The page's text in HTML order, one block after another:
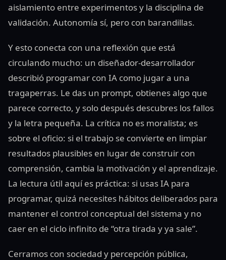
aislamiento entre experimentos y la disciplina de
validación. Autonomía sí, pero con barandillas.
Y esto conecta con una reflexión que está
circulando mucho: un diseñador‑desarrollador
describió programar con IA como jugar a una
tragaperras. Le das un prompt, obtienes algo que
parece correcto, y solo después descubres los fallos
y la letra pequeña. La crítica no es moralista; es
sobre el oficio: si el trabajo se convierte en limpiar
resultados plausibles en lugar de construir con
comprensión, cambia la motivación y el aprendizaje.
La lectura útil aquí es práctica: si usas IA para
programar, quizá necesites hábitos deliberados para
mantener el control conceptual del sistema y no
caer en el ciclo infinito de “otra tirada y ya sale”.
Cerramos con sociedad y percepción pública,